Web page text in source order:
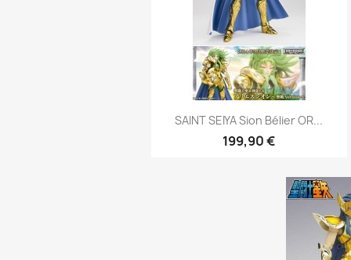
Aperçu rapide
SAINT SEIYA Sion Bélier OR...
199,90 €